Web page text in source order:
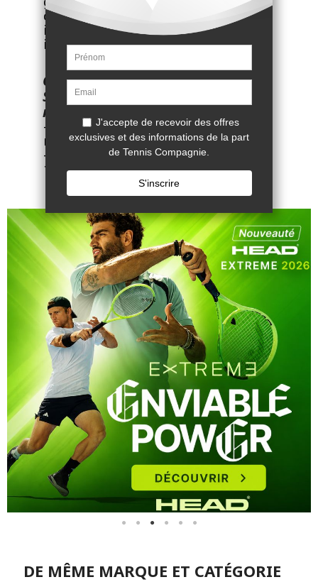
coutures douces pour éviter les
irritations lors des efforts les plus
intenses.
Caractéristiques du short K-
Swiss Hypercourt 7in 3 bleu
marine :
- Composition : 94% Polyester
recyclé - 6% Spandex.
- Référence fournisseur :
1012181400.
DE MÊME MARQUE ET CATÉGORIE